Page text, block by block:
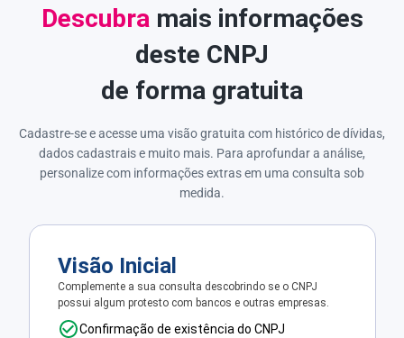
Descubra mais informações
deste CNPJ
de forma gratuita
Cadastre-se e acesse uma visão gratuita com histórico de dívidas,
dados cadastrais e muito mais. Para aprofundar a análise,
personalize com informações extras em uma consulta sob
medida.
Visão Inicial
Complemente a sua consulta descobrindo se o CNPJ
possui algum protesto com bancos e outras empresas.
Confirmação de existência do CNPJ